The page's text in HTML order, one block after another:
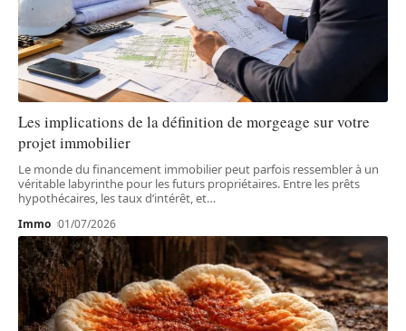
Les implications de la définition de morgeage sur votre
projet immobilier
Le monde du financement immobilier peut parfois ressembler à un
véritable labyrinthe pour les futurs propriétaires. Entre les prêts
hypothécaires, les taux d’intérêt, et…
Immo 01/07/2026